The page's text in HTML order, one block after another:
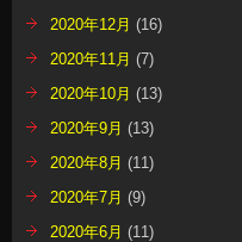
2020年12月 (16)
2020年11月 (7)
2020年10月 (13)
2020年9月 (13)
2020年8月 (11)
2020年7月 (9)
2020年6月 (11)